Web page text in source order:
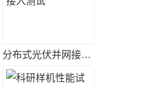
分布式光伏并网接入测试